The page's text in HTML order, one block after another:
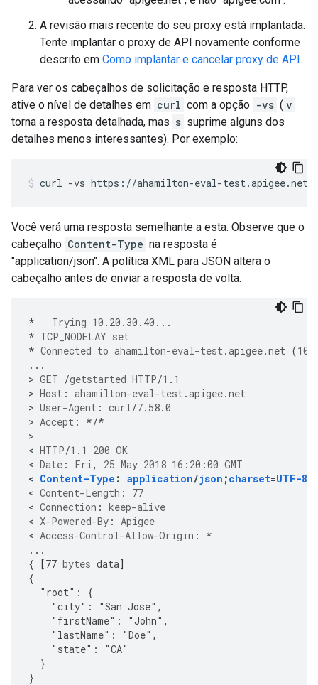
A revisão mais recente do seu proxy está implantada.
Tente implantar o proxy de API novamente conforme
descrito em Como implantar e cancelar proxy de API.
Para ver os cabeçalhos de solicitação e resposta HTTP,
ative o nível de detalhes em curl com a opção -vs ( v
torna a resposta detalhada, mas s suprime alguns dos
detalhes menos interessantes). Por exemplo:
curl -vs https : //ahamilton-eval-test.apigee.net
Você verá uma resposta semelhante a esta. Observe que o
cabeçalho Content-Type na resposta é
"application/json". A política XML para JSON altera o
cabeçalho antes de enviar a resposta de volta.
* Trying 10 . 20 . 30 . 40 ...
* TCP_NODELAY set
* Connected to ahamilton-eval-test.apigee.net (10
...
> GET /getstarted HTTP/1 . 1
> Host : ahamilton-eval-test.apigee.net
> User-Agent : curl/7. 58.0
> Accept :
*/*
>
< HTTP/1 . 1 200 OK
< Date : Fri, 25 May 2018 16 : 20 :00 GMT
< Content-Type : application/json ;charset=UTF-8
< Content-Length :
77
< Connection : keep-alive
< X-Powered-By : Apigee
< Access-Control-Allow-Origin :
*
...
{ [77 bytes data]
{
"root":
{
"city":
"San Jose",
"firstName":
"John",
"lastName":
"Doe",
"state":
"CA"
}
}